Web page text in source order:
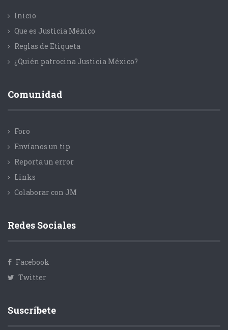
Inicio
Que es Justicia México
Reglas de Etiqueta
¿Quién patrocina Justicia México?
Comunidad
Foro
Envíanos un tip
Reporta un error
Links
Colaborar con JM
Redes Sociales
Facebook
Twitter
Suscríbete